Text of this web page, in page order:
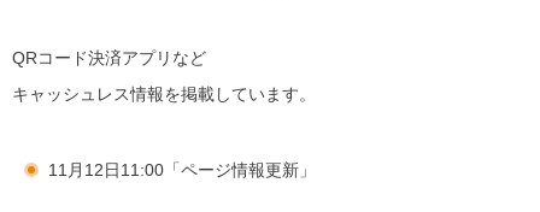
QRコード決済アプリなど
キャッシュレス情報を掲載しています。
11月12日11:00「ページ情報更新」